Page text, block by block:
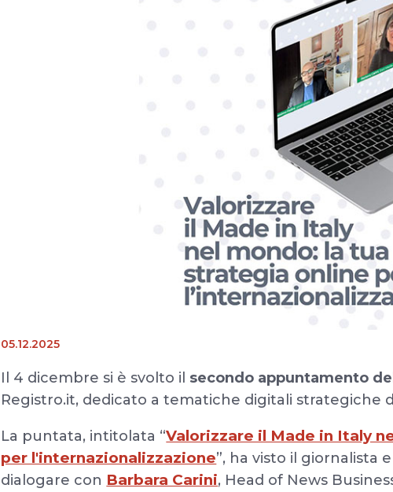
05.12.2025
Il 4 dicembre si è svolto il secondo appuntamento
Registro.it, dedicato a tematiche digitali strategiche
La puntata, intitolata “Valorizzare il Made in Italy
per l'internazionalizzazione”, ha visto il giornalista
dialogare con Barbara Carini, Head of News